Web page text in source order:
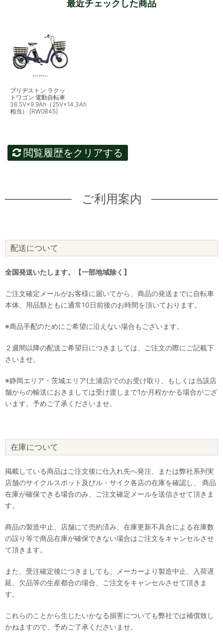
最近チェックした商品
ブリヂストン ラクッ
トワゴン 電動自転車
36.5V×9.9Ah（25V×14.3Ah
相当） [RW0B45]
閲覧履歴をクリアする
ご利用案内
配送について
全国発送いたします。【一部地域除く】
ご注文確定メールがお客様に届いてから、商品の発送までに自転車
本体、用品類ともに通常10日前後のお時間を頂いております。
※商品手配のためにご希望に沿えない場合もございます。
２週間以降の配送ご希望日につきましては、ご注文の際にご記載下
さいませ。
※静岡エリア・茨城エリア(土浦店)でのお受け取り、もしくは当該店
舗からの輸送におきましては受け渡しまで1か月程かかる場合がござ
います。予めご了承くださいませ。
在庫について
掲載している商品はご注文後に仕入れ先へ発注、または弊社系列実
店舗のサイクルスポット及びル・サイク各店の在庫を確認し、 商品
在庫が確保できる場合のみ、ご注文確定メールを送信させて頂きま
す。
商品の製造中止、店舗にて売約済み、在庫更新不具合による在庫数
の誤り等で商品在庫が確保できない場合はご注文をキャンセルさせ
て頂きます。
また、受注確定後につきましても、メーカーより製造中止、入荷遅
延、欠品等の生産都合の場合、ご注文をキャンセルさせて頂きま
す。
これらのことから生じたいかなる損害についても弊社では補償致し
かねますので、予めご了承くださいませ。